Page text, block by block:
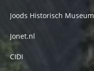
Joods Historisch Museum
Jonet.nl
CIDI